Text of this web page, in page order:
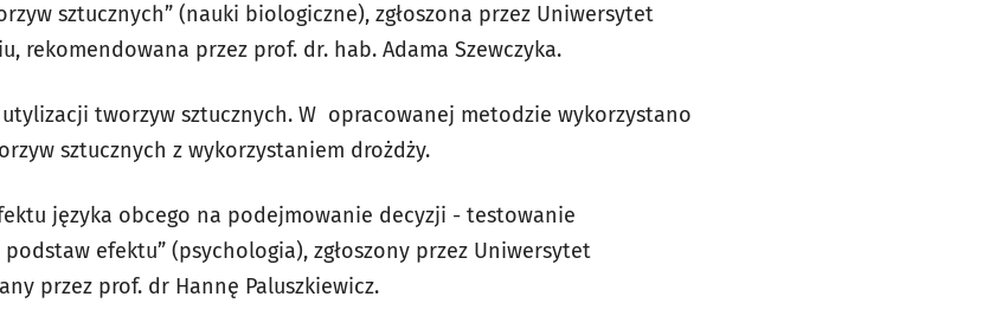
sztucznych” (nauki biologiczne), zgłoszona przez Uniwersytet
rekomendowana przez prof. dr. hab. Adama Szewczyka.
tworzyw sztucznych. W opracowanej metodzie wykorzystano
sztucznych z wykorzystaniem drożdży.
języka obcego na podejmowanie decyzji - testowanie
efektu” (psychologia), zgłoszony przez Uniwersytet
przez prof. dr Hannę Paluszkiewicz.